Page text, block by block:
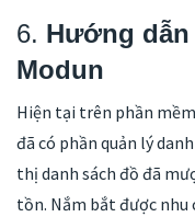
6. Hướng
Modun
Hiện tại trên phần
đã có phần quản lý
thị danh sách đồ đã
tồn. Nắm bắt được nhu